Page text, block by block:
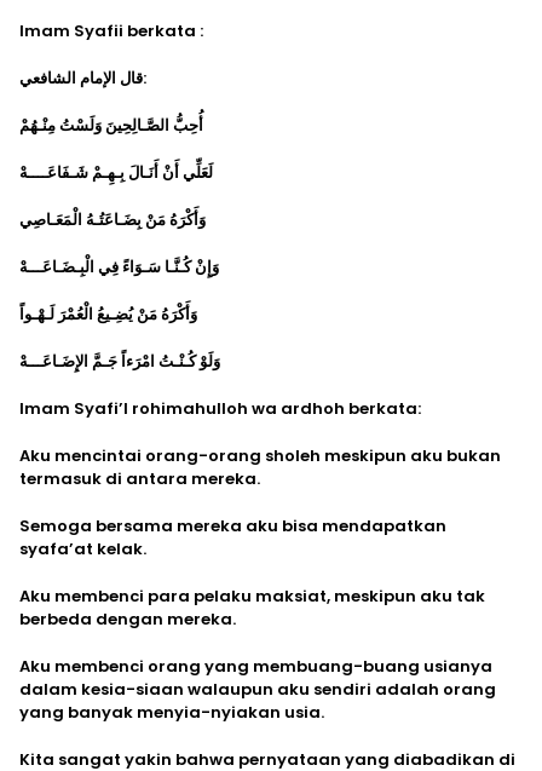
Imam Syafii berkata :
قال الإمام الشافعي:
أُحِبُّ الصَّـالِحِينَ وَلَسْتُ مِنْـهُمْ
لَعَلِّي أَنْ أَنَـالَ بِـهِـمْ شَـفَاعَــــهْ
وَأَكْرَهُ مَنْ بِضَـاعَتُـهُ الْمَعَـاصِي
وَإِنْ كُـنَّـا سَـوَاءً فِي الْبِـضَـاعَـــهْ
وَأَكْرَهُ مَنْ يُضِـيعُ الْعُمْرَ لَـهْـواً
وَلَوْ كُـنْـتُ امْرَءاً جَـمَّ الإِضَـاعَـــهْ
Imam Syafi’I rohimahulloh wa ardhoh berkata:
Aku mencintai orang-orang sholeh meskipun aku bukan
termasuk di antara mereka.
Semoga bersama mereka aku bisa mendapatkan
syafa’at kelak.
Aku membenci para pelaku maksiat, meskipun aku tak
berbeda dengan mereka.
Aku membenci orang yang membuang-buang usianya
dalam kesia-siaan walaupun aku sendiri adalah orang
yang banyak menyia-nyiakan usia.
Kita sangat yakin bahwa pernyataan yang diabadikan di